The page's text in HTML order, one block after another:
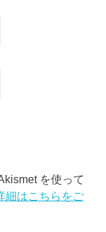
を使って
細はこちらをご